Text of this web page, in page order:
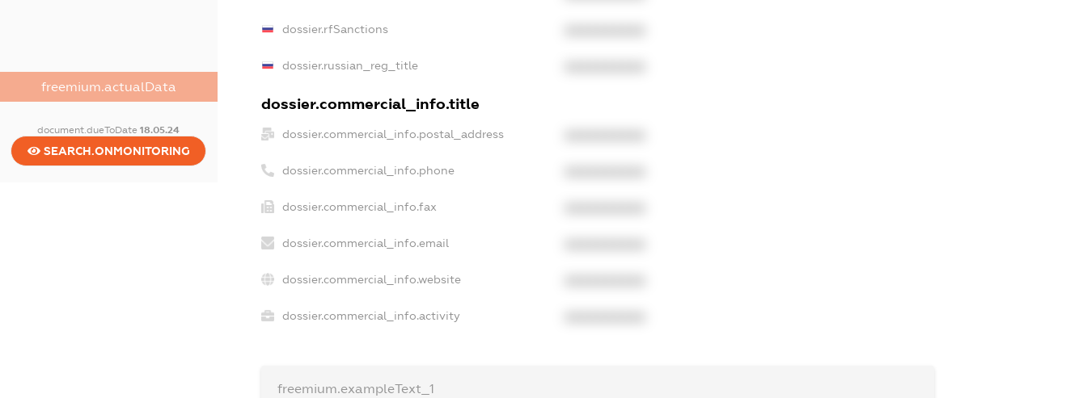
freemium.actualData
document.dueToDate18.05.24
SEARCH.ONMONITORING
dossier.rfSanctions
dossier.russian_reg_title
dossier.commercial_info.title
dossier.commercial_info.postal_address
dossier.commercial_info.phone
dossier.commercial_info.fax
dossier.commercial_info.email
dossier.commercial_info.website
dossier.commercial_info.activity
freemium.exampleText_1